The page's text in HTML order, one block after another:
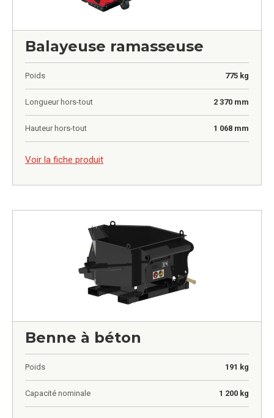
Balayeuse ramasseuse
Poids 775 kg
Longueur hors-tout 2 370 mm
Hauteur hors-tout 1 068 mm
Voir la fiche produit
Benne à béton
Poids 191 kg
Capacité nominale 1 200 kg